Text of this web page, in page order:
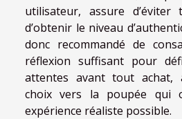
utilisateur, assure
d’obtenir le niveau
donc recommandé de
réflexion suffisant pour
attentes avant tout achat,
choix vers la poupée qui
expérience réaliste possible.